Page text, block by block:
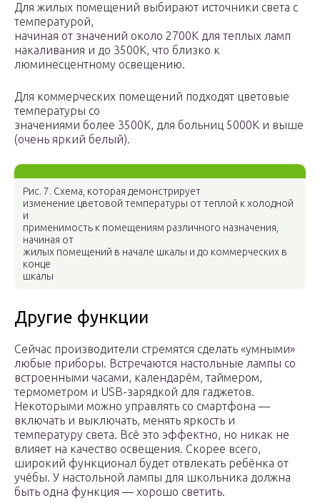
Для жилых помещений выбирают источники света с
температурой,
начиная от значений около 2700K для теплых ламп
накаливания и до 3500K, что близко к
люминесцентному освещению.
Для коммерческих помещений подходят цветовые
температуры со
значениями более 3500K, для больниц 5000K и выше
(очень яркий белый).
Рис. 7. Схема, которая демонстрирует
изменение цветовой температуры от теплой к холодной
и
применимость к помещениям различного назначения,
начиная от
жилых помещений в начале шкалы и до коммерческих в
конце
шкалы
Другие функции
Сейчас производители стремятся сделать «умными»
любые приборы. Встречаются настольные лампы со
встроенными часами, календарём, таймером,
термометром и USB-зарядкой для гаджетов.
Некоторыми можно управлять со смартфона —
включать и выключать, менять яркость и
температуру света. Всё это эффектно, но никак не
влияет на качество освещения. Скорее всего,
широкий функционал будет отвлекать ребёнка от
учёбы. У настольной лампы для школьника должна
быть одна функция — хорошо светить.